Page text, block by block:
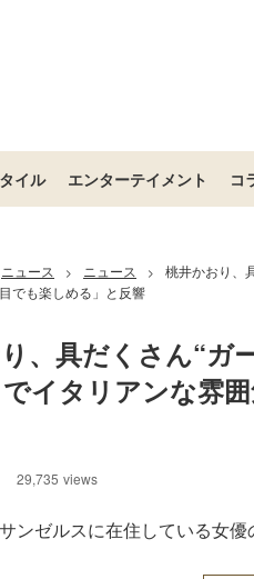
イル エンターテイメント コ
ニュース > ニュース >
桃井かおり、
でも楽しめる」と反響
、具だくさん“ガ
イタリアンな雰
29,735 views
ンゼルスに在住している女